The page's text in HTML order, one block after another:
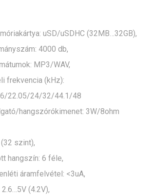
uSD/uSDHC (32MB…32GB),
4000 db,
MP3/WAV,
frekvencia (kHz):
22.05/24/32/44.1/48
hangszórókimenet: 3W/8ohm
szint),
hangszín: 6 féle,
áramfelvétel: <3uA,
(4.2V),